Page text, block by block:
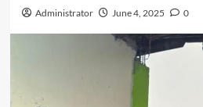
Administrator June 4, 2025 0